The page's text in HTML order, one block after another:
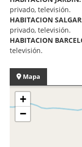
privado, televisión.
HABITACION
privado, televisión.
HABITACION
televisión.
Mapa
+
−